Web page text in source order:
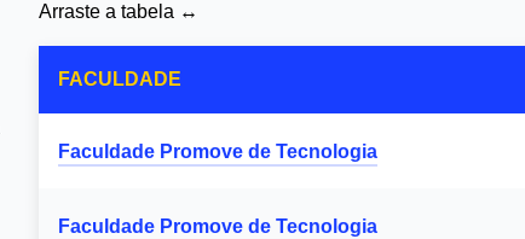
Arraste a tabela ↔
FACULDADE
Faculdade Promove de Tecnologia
Faculdade Promove de Tecnologia